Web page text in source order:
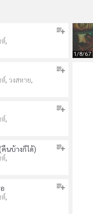
ต์,
1/8/67
ต์, วงสหาย,
ต์,
นบ้างก็ได้)
ต์,
ต์,